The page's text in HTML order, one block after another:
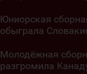
Юниорская
обыграла
Молодёжная
разгромила